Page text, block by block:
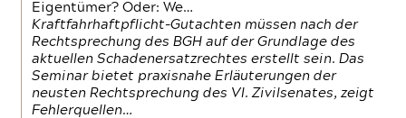
Eigentümer? Oder: We…
Kraftfahrhaftpflicht-Gutachten müssen nach der
Rechtsprechung des BGH auf der Grundlage des
aktuellen Schadenersatzrechtes erstellt sein. Das
Seminar bietet praxisnahe Erläuterungen der
neusten Rechtsprechung des VI. Zivilsenates, zeigt
Fehlerquellen…